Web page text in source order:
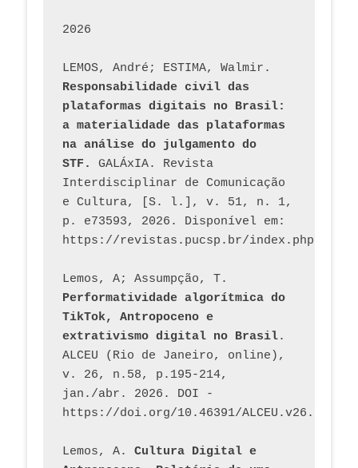
2026
Responsabilidade civil das
plataformas digitais no Brasil:
a materialidade das plataformas
na análise do julgamento do
STF.
GALÁxIA. Revista
Interdisciplinar de Comunicação
e Cultura, [S. l.], v. 51, n. 1,
p. e73593, 2026. Disponível em:
Performatividade algorítmica do
TikTok, Antropoceno e
extrativismo digital no Brasil.
ALCEU (Rio de Janeiro, online),
v. 26, n.58, p.195-214,
jan./abr. 2026. DOI -
https://doi.org/10.46391/
Lemos, A. Cultura Digital e